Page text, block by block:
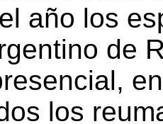
año los
de
los